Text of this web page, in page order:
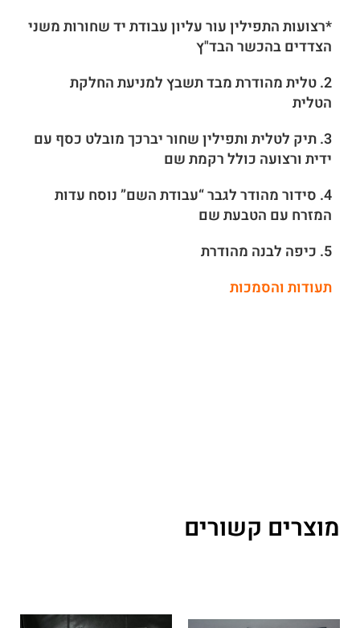
*רצועות התפילין עור עליון עבודת יד שחורות משני
הצדדים בהכשר הבד"ץ
2. טלית מהודרת מבד תשבץ למניעת החלקת
הטלית
3. תיק לטלית ותפילין שחור יברכך מובלט כסף עם
ידית ורצועה כולל רקמת שם
4. סידור מהודר לגבר “עבודת השם” נוסח עדות
המזרח עם הטבעת שם
5. כיפה לבנה מהודרת
תעודות והסמכות
מוצרים קשורים